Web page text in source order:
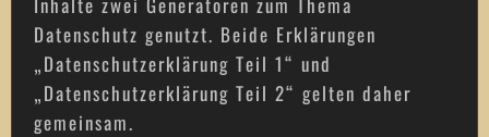
Datenschutz genutzt. Beide Erklärungen
„Datenschutzerklärung Teil 1“ und
„Datenschutzerklärung Teil 2“ gelten daher
gemeinsam.